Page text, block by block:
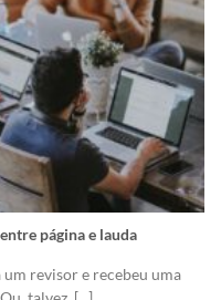
página e lauda
revisor e recebeu uma